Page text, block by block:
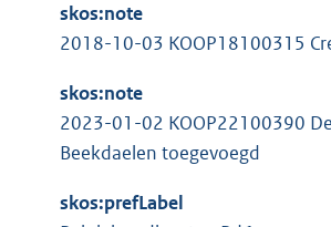
:skos:note
2018-10-03 KOOP18100315
skos:note
2023-01-02 KOOP22100390
Beekdaelen toegevoegd
skos:prefLabel